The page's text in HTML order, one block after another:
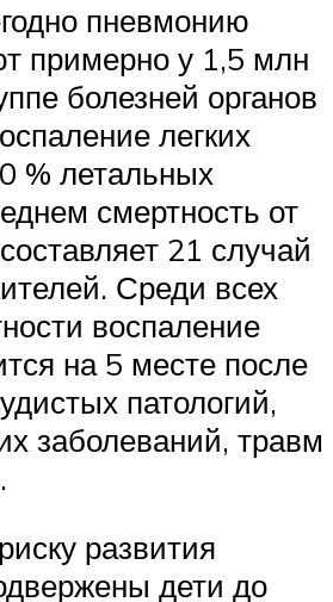
пневмонию
примерно у 1,5 млн
болезней органов
легких
% летальных
смертность от
21 случай
Среди всех
воспаление
на 5 месте после
патологий,
заболеваний, травм
развития
дети до